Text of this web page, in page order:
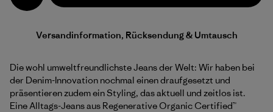
Versandinformation, Rücksendung & Umtausch
Die wohl umweltfreundlichste Jeans der Welt: Wir haben bei
der Denim-Innovation nochmal einen draufgesetzt und
präsentieren zudem ein Styling, das aktuell und zeitlos ist.
Eine Alltags-Jeans aus Regenerative Organic Certified™